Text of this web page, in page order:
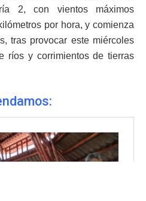
2, con vientos máximos
por hora, y comienza
tras provocar este miércoles
ríos y corrimientos de tierras